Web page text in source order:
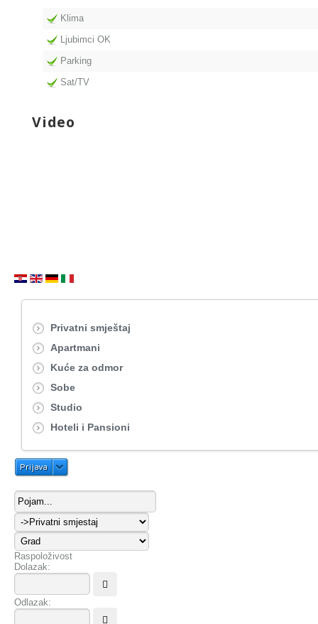
Klima
Ljubimci OK
Parking
Sat/TV
Video
Privatni smještaj
Apartmani
Kuće za odmor
Sobe
Studio
Hoteli i Pansioni
Prijava
Raspoloživost
Dolazak:
Odlazak: